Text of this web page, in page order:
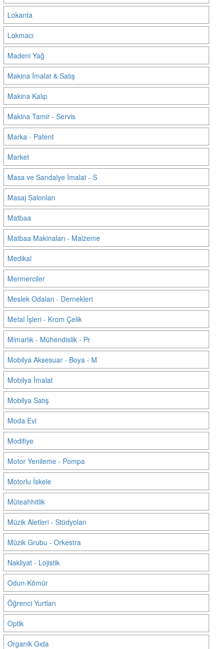
Lokanta
Lokmacı
Madeni Yağ
Makina İmalat & Satış
Makina Kalıp
Makina Tamir - Servis
Marka - Patent
Market
Masa ve Sandalye İmalat - S
Masaj Salonları
Matbaa
Matbaa Makinaları - Malzeme
Medikal
Mermerciler
Meslek Odaları - Dernekleri
Metal İşleri - Krom Çelik
Mimarlık - Mühendislik - Pr
Mobilya Aksesuar - Boya - M
Mobilya İmalat
Mobilya Satış
Moda Evi
Modifiye
Motor Yenileme - Pompa
Motorlu İskele
Müteahhitlik
Müzik Aletleri - Stüdyoları
Müzik Grubu - Orkestra
Nakliyat - Lojistik
Odun-Kömür
Öğrenci Yurtları
Optik
Organik Gıda